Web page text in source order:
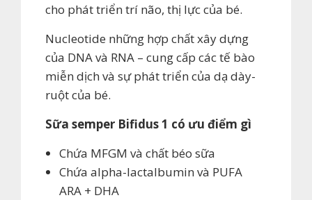
cho phát triển trí não, thị lực của bé.
Nucleotide những hợp chất xây dựng
của DNA và RNA – cung cấp các tế bào
miễn dịch và sự phát triển của dạ dày-
ruột của bé.
Sữa semper Bifidus1 có ưu điểm gì
Chứa MFGM và chất béo sữa
Chứa alpha-lactalbumin và PUFA
ARA + DHA